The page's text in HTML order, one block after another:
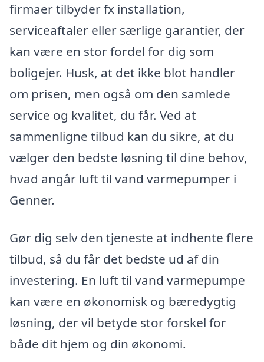
firmaer tilbyder fx installation,
serviceaftaler eller særlige garantier, der
kan være en stor fordel for dig som
boligejer. Husk, at det ikke blot handler
om prisen, men også om den samlede
service og kvalitet, du får. Ved at
sammenligne tilbud kan du sikre, at du
vælger den bedste løsning til dine behov,
hvad angår luft til vand varmepumper i
Genner.
Gør dig selv den tjeneste at indhente flere
tilbud, så du får det bedste ud af din
investering. En luft til vand varmepumpe
kan være en økonomisk og bæredygtig
løsning, der vil betyde stor forskel for
både dit hjem og din økonomi.